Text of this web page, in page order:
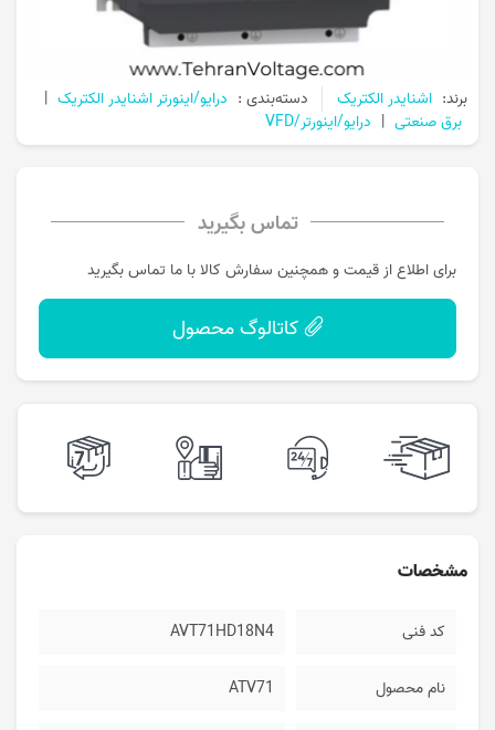
برند: اشنایدر الکتریک دسته‌بندی : درایو/اینورتر اشنایدر الکتریک |
برق صنعتی | درایو/اینورتر/VFD
تماس بگیرید
برای اطلاع از قیمت و همچنین سفارش کالا با ما تماس بگیرید
کاتالوگ محصول
مشخصات
کد فنی AVT71HD18N4
نام محصول ATV71